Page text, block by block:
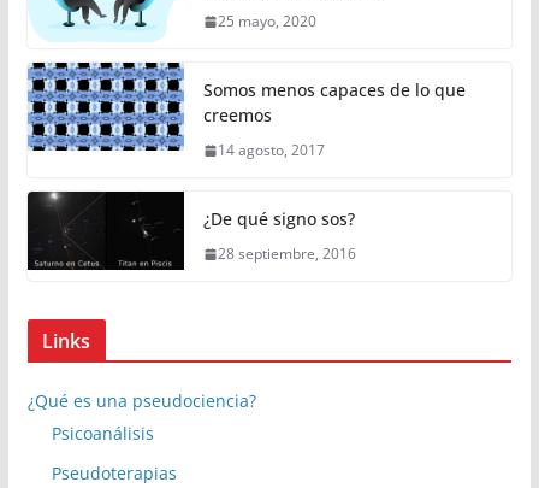
25 mayo, 2020
Somos menos capaces de lo que
creemos
14 agosto, 2017
¿De qué signo sos?
28 septiembre, 2016
Links
¿Qué es una pseudociencia?
Psicoanálisis
Pseudoterapias